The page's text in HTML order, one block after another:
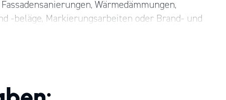
Wärmedämmungen,
-beläge, Markierungsarbeiten oder Brand- und
allen Bereichen des Malergewerbes. Zu unseren
Hamburg, die Universität Hamburg, sowie Schulen